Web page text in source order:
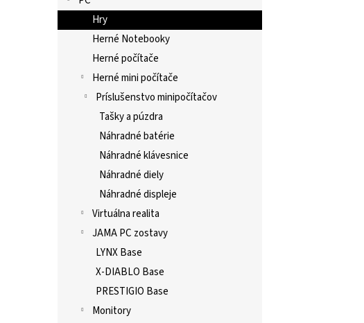
Hry
Herné Notebooky
Herné počítače
Herné mini počítače
Príslušenstvo minipočítačov
Tašky a púzdra
Náhradné batérie
Náhradné klávesnice
Náhradné diely
Náhradné displeje
Virtuálna realita
JAMA PC zostavy
LYNX Base
X-DIABLO Base
PRESTIGIO Base
Monitory